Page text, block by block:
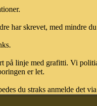
har skrevet, med mindre
linje med grafitti. Vi
er let.
du straks anmelde det